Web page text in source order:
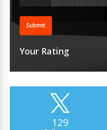
Submit
Your Rating
129